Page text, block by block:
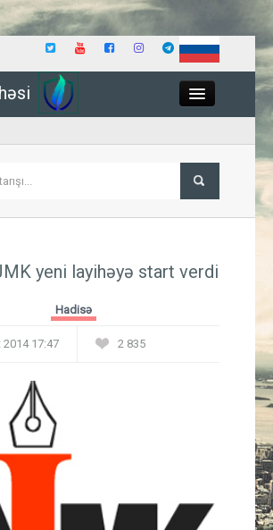
İqtisadiyyat
Müsahibə
yeni layihəyə start verdi
Hadisə
2014 17:47 2 835